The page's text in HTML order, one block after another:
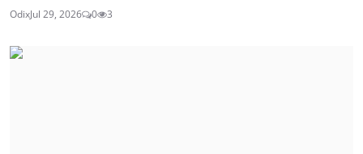
OdixJul 29, 2026 0 3